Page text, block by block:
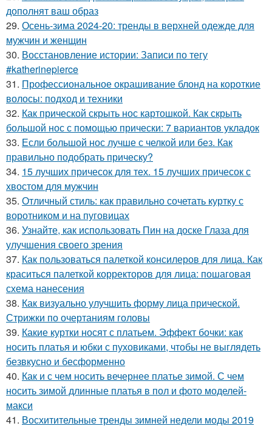
дополнят ваш образ
29. Осень-зима 2024-20: тренды в верхней одежде для
мужчин и женщин
30. Восстановление истории: Записи по тегу
#katherinepierce
31. Профессиональное окрашивание блонд на короткие
волосы: подход и техники
32. Как прической скрыть нос картошкой. Как скрыть
большой нос с помощью прически: 7 вариантов укладок
33. Если большой нос лучше с челкой или без. Как
правильно подобрать прическу?
34. 15 лучших причесок для тех. 15 лучших причесок с
хвостом для мужчин
35. Отличный стиль: как правильно сочетать куртку с
воротником и на пуговицах
36. Узнайте, как использовать Пин на доске Глаза для
улучшения своего зрения
37. Как пользоваться палеткой консилеров для лица. Как
краситься палеткой корректоров для лица: пошаговая
схема нанесения
38. Как визуально улучшить форму лица прической.
Стрижки по очертаниям головы
39. Какие куртки носят с платьем. Эффект бочки: как
носить платья и юбки с пуховиками, чтобы не выглядеть
безвкусно и бесформенно
40. Как и с чем носить вечернее платье зимой. С чем
носить зимой длинные платья в пол и фото моделей-
макси
41. Восхитительные тренды зимней недели моды 2019